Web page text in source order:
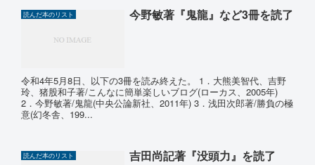
読んだ本のリスト 今野敏著『鬼龍』など3冊を読了
令和4年5月8日、以下の3冊を読み終えた。 1．大熊美智代、吉野
玲、猪股和子著/こんなに簡単楽しいブログ(ローカス、2005年)
2．今野敏著/鬼龍(中央公論新社、2011年) 3．浅田次郎著/勝負の極
意(幻冬舎、199...
読んだ本のリスト 吉田尚記著『没頭力』を読了